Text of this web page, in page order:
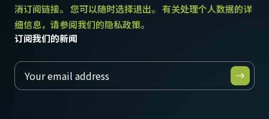
消订阅链接。 您可以随时选择退出。 有关处理个人数据的详
细信息，请参阅我们的隐私政策。
订阅我们的新闻